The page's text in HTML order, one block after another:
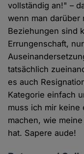
vollständig an!" –
wenn man darüber
Beziehungen sind
Errungenschaft,
tatsächlich
es auch
Kategorie einfach
muss ich mir keine
machen, wie
hat. Sapere aude!